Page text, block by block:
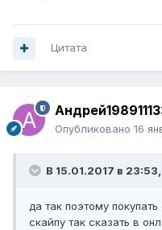
Цитата
Опубликовано 16
В 15.01.2017 в
да так поэтому
скайпу так сказать в